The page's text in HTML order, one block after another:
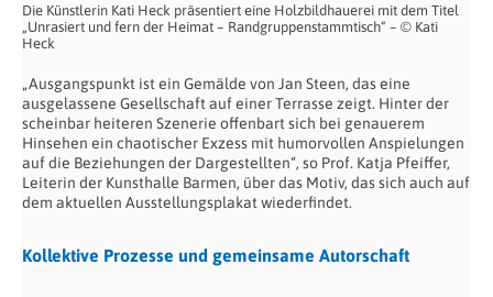
Die Künstlerin Kati Heck präsentiert eine Holzbildhauerei mit dem Titel
„Unrasiert und fern der Heimat – Randgruppenstammtisch“ – © Kati
Heck
„Ausgangspunkt ist ein Gemälde von Jan Steen, das eine
ausgelassene Gesellschaft auf einer Terrasse zeigt. Hinter der
scheinbar heiteren Szenerie offenbart sich bei genauerem
Hinsehen ein chaotischer Exzess mit humorvollen Anspielungen
auf die Beziehungen der Dargestellten“, so Prof. Katja Pfeiffer,
Leiterin der Kunsthalle Barmen, über das Motiv, das sich auch auf
dem aktuellen Ausstellungsplakat wiederfindet.
Kollektive Prozesse und gemeinsame Autorschaft